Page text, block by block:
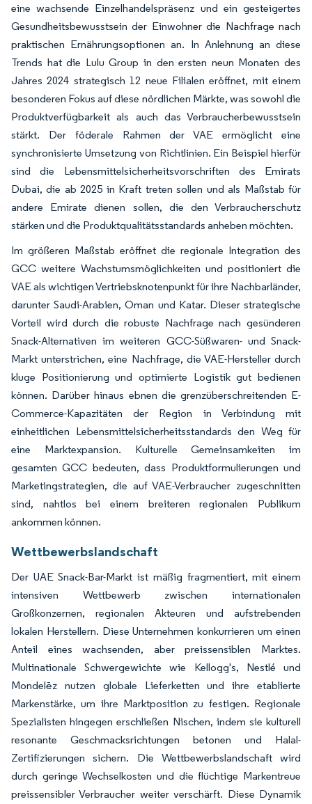
eine wachsende Einzelhandelspräsenz und ein gesteigertes
Gesundheitsbewusstsein der Einwohner die Nachfrage nach
praktischen Ernährungsoptionen an. In Anlehnung an diese
Trends hat die Lulu Group in den ersten neun Monaten des
Jahres 2024 strategisch 12 neue Filialen eröffnet, mit einem
besonderen Fokus auf diese nördlichen Märkte, was sowohl die
Produktverfügbarkeit als auch das Verbraucherbewusstsein
stärkt. Der föderale Rahmen der VAE ermöglicht eine
synchronisierte Umsetzung von Richtlinien. Ein Beispiel hierfür
sind die Lebensmittelsicherheitsvorschriften des Emirats
Dubai, die ab 2025 in Kraft treten sollen und als Maßstab für
andere Emirate dienen sollen, die den Verbraucherschutz
stärken und die Produktqualitätsstandards anheben möchten.
Im größeren Maßstab eröffnet die regionale Integration des
GCC weitere Wachstumsmöglichkeiten und positioniert die
VAE als wichtigen Vertriebsknotenpunkt für ihre Nachbarländer,
darunter Saudi-Arabien, Oman und Katar. Dieser strategische
Vorteil wird durch die robuste Nachfrage nach gesünderen
Snack-Alternativen im weiteren GCC-Süßwaren- und Snack-
Markt unterstrichen, eine Nachfrage, die VAE-Hersteller durch
kluge Positionierung und optimierte Logistik gut bedienen
können. Darüber hinaus ebnen die grenzüberschreitenden E-
Commerce-Kapazitäten der Region in Verbindung mit
einheitlichen Lebensmittelsicherheitsstandards den Weg für
eine Marktexpansion. Kulturelle Gemeinsamkeiten im
gesamten GCC bedeuten, dass Produktformulierungen und
Marketingstrategien, die auf VAE-Verbraucher zugeschnitten
sind, nahtlos bei einem breiteren regionalen Publikum
ankommen können.
Wettbewerbslandschaft
Der UAE Snack-Bar-Markt ist mäßig fragmentiert, mit einem
intensiven Wettbewerb zwischen internationalen
Großkonzernen, regionalen Akteuren und aufstrebenden
lokalen Herstellern. Diese Unternehmen konkurrieren um einen
Anteil eines wachsenden, aber preissensiblen Marktes.
Multinationale Schwergewichte wie Kellogg's, Nestlé und
Mondelēz nutzen globale Lieferketten und ihre etablierte
Markenstärke, um ihre Marktposition zu festigen. Regionale
Spezialisten hingegen erschließen Nischen, indem sie kulturell
resonante Geschmacksrichtungen betonen und Halal-
Zertifizierungen sichern. Die Wettbewerbslandschaft wird
durch geringe Wechselkosten und die flüchtige Markentreue
preissensibler Verbraucher weiter verschärft. Diese Dynamik